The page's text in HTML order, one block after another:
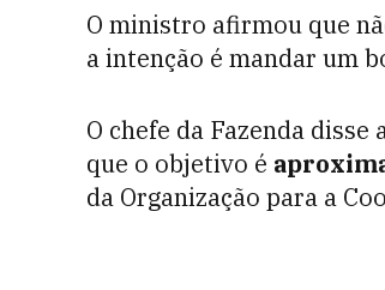
O ministro afirmou que
a intenção é mandar um
O chefe da Fazenda
que o objetivo é
da Organização para a